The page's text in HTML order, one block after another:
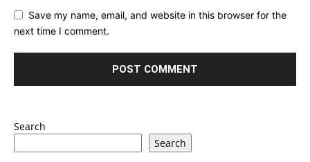
Save my name, email, and website in this browser for the
next time I comment.
Search
Search